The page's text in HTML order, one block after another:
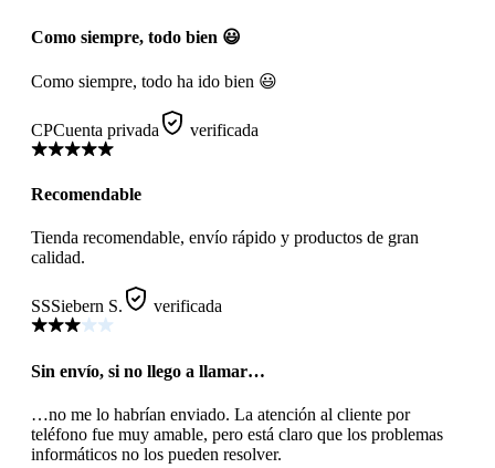
Como siempre, todo bien 😃
Como siempre, todo ha ido bien 😃
CPCuenta privada verificada
Recomendable
Tienda recomendable, envío rápido y productos de gran
calidad.
SSSiebern S. verificada
Sin envío, si no llego a llamar…
…no me lo habrían enviado. La atención al cliente por
teléfono fue muy amable, pero está claro que los problemas
informáticos no los pueden resolver.